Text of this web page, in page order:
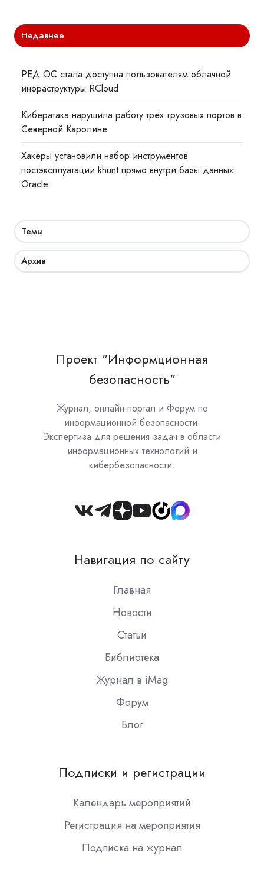
Недавнее
РЕД ОС стала доступна пользователям облачной
инфраструктуры RCloud
Кибератака нарушила работу трёх грузовых портов в
Северной Каролине
Хакеры установили набор инструментов
постэксплуатации khunt прямо внутри базы данных
Oracle
Темы
Архив
Проект "Информционная
безопасность"
Журнал, онлайн-портал и Форум по
информационной безопасности.
Экспертиза для решения задач в области
информационных технологий и
кибербезопасности.
Join
Slack
Навигация по сайту
Главная
Новости
Статьи
Библиотека
Журнал в iMag
Форум
Блог
Подписки и регистрации
Календарь мероприятий
Регистрация на мероприятия
Подписка на журнал